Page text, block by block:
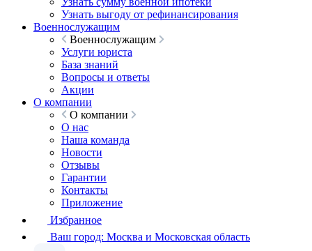
Узнать выгоду от рефинансирования
Военнослужащим
Военнослужащим
Услуги юриста
База знаний
Вопросы и ответы
Акции
О компании
О компании
О нас
Наша команда
Новости
Отзывы
Гарантии
Контакты
Приложение
Избранное
Ваш город: Москва и Московская область